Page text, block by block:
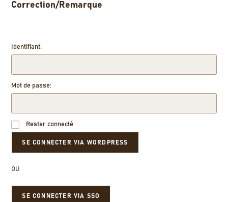
Correction/Remarque
Identifiant:
Mot de passe:
Rester connecté
OU
SE CONNECTER VIA SSO